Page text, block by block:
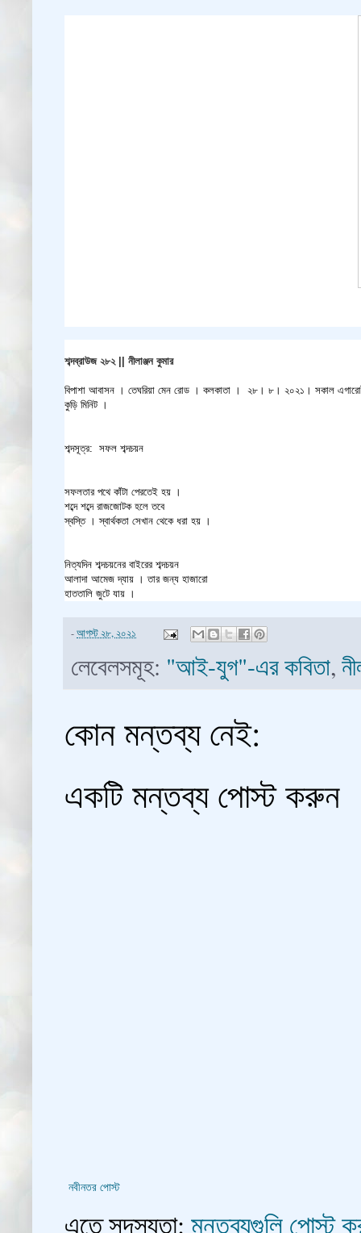
শব্দব্রাউজ ২৮২ || নীলাঞ্জন কুমার
বিপাশা আবাসন । তেঘরিয়া মেন রোড । কলকাতা । ২৮। ৮। ২০২১। সকাল
কুড়ি মিনিট ।
শব্দসূত্র: সফল শব্দচয়ন
সফলতার পথে কাঁটা পেরতেই হয় ।
শব্দে শব্দে রাজজোটক হলে তবে
স্বস্তি । স্বার্থকতা সেখান থেকে ধরা হয় ।
নিত্যদিন শব্দচয়নের বাইরের শব্দচয়ন
আলাদা আমেজ দ্যায় । তার জন্য হাজারো
হাততালি জুটে যায় ।
-আগস্ট ২৮, ২০২১
লেবেলসমূহ: "আই-যুগ"-এর কবিতা,
কোন মন্তব্য নেই:
একটি মন্তব্য পোস্ট করুন
নবীনতর পোস্ট
এতে সদস্যতা: মন্তব্যগুলি পোস্ট